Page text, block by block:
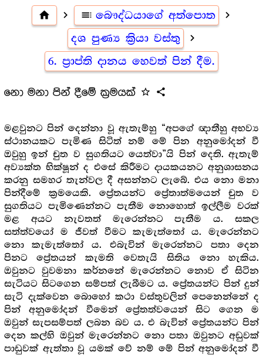
home navigate_next toc බෞද්ධයාගේ අත්පොත navigate_next
දශ පුණ්‍ය ක්‍රියා වස්තු navigate_next
6. ප්‍රාප්ති දානය හෙවත් පින් දීම.
නො මනා පින් දීමේ ක්‍ර‍මයක් star_outline share
මළවුනට පින් දෙන්නා වූ ඇතැම්හු “අපගේ ඥාතීහු අභව්‍ය
ස්ථානයකට පැමිණ සිටිත් නම් මේ පින අනුමෝදන් වී
ඔවුහු ඉන් චුත ව සුගතියට යෙත්වා”යි පින් දෙති. ඇතැම්
අව්‍යක්ත භික්ෂූන් ද එසේ කිරීමට දායකයනට අනුශාසනය
කරනු සමහර තැන්වල දී අසන්නට ලැබේ. එය නො මනා
පින්දීමේ ක්‍ර‍මයෙකි. ප්‍රේතයන්ට ප්‍රේතාත්මයෙන් චුත ව
සුගතියට පැමිණෙන්නට පැතීම නොහොත් ඉල්ලීම වරක්
මළ අයට නැවතත් මැරෙන්නට පැතීම ය. සකල
සත්ත්වයෝ ම ජීවත් වීමට කැමැත්තෝ ය. මැරෙන්නට
නො කැමැත්තෝ ය. එබැවින් මැරෙන්නට පතා දෙන
පිනට ප්‍රේතයන් කැමති වෙතැයි සිතිය නො හැකිය.
ඔවුනට වුවමනා කර්නනේ මැරෙන්නට නොව ඒ සිටින
සැටියට සිටගෙන සම්පත් ලැබීමට ය. ප්‍රේතයන්ට පින් දුන්
සැටි දැක්වෙන බොහෝ කථා වස්තුවලින් පෙනෙන්නේ ද
පින් අනුමෝදන් වීමෙන් ප්‍රේතත්වයෙන් සිට ගෙන ම
ඔවුන් සැපසම්පත් ලබන බව ය. එ බැවින් ‍ප්‍රේතයන්ට පින්
දෙන කල්හි ඔවුන් මැරෙන්නට නො පතා ඔවුනට අඩුවක්
පාඩුවක් ඇත්තා වූ යමක් වේ නම් මේ පින් අනුමෝදන් වී